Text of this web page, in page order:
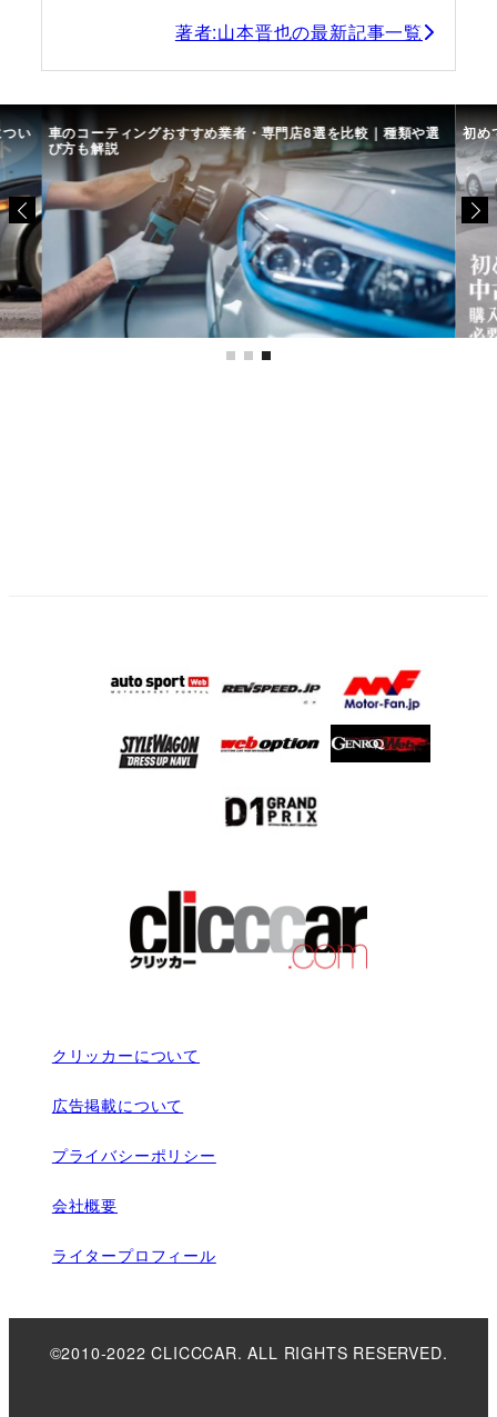
著者:山本晋也の最新記事一覧
い 車のコーティングおすすめ業者・専門店8選を比較｜種類や選
び方も解説
初め
クリッカーについて
広告掲載について
プライバシーポリシー
会社概要
ライタープロフィール
©2010-2022 CLICCCAR. ALL RIGHTS RESERVED.